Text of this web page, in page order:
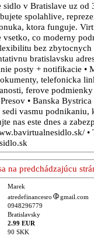
sidlo v Bratislave uz od
spolahlive,
ktora funguje.
vsetko, co moderny
bez zbytocnych
bratislavsku
posty + notifikacie
telefonicka
ferove
• Banska
sedi vasmu
nas este dnes a
na predchádzajúcu
Marek
atredefinancesro
gmail.com
0948296779
Bratislavsky
2.99 EUR
90 SKK